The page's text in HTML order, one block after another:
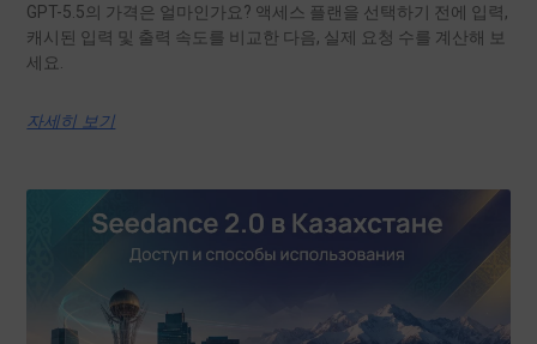
GPT-5.5의 가격은 얼마인가요? 액세스 플랜을 선택하기 전에 입력,
캐시된 입력 및 출력 속도를 비교한 다음, 실제 요청 수를 계산해 보
세요.
자세히 보기